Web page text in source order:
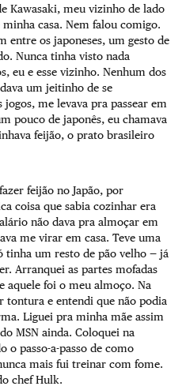
Kawasaki, meu vizinho de lado
casa. Nem falou comigo.
entre os japoneses, um gesto de
Nunca tinha visto nada
eu e esse vizinho. Nenhum dos
um jeitinho de se
me levava pra passear em
pouco de japonês, eu chamava
feijão, o prato brasileiro
feijão no Japão, por
coisa que sabia cozinhar era
não dava pra almoçar em
me virar em casa. Teve uma
tinha um resto de pão velho — já
Arranquei as partes mofadas
aquele foi o meu almoço. Na
tontura e entendi que não podia
Liguei pra minha mãe assim
MSN ainda. Coloquei na
o passo-a-passo de como
mais fui treinar com fome.
chef Hulk.